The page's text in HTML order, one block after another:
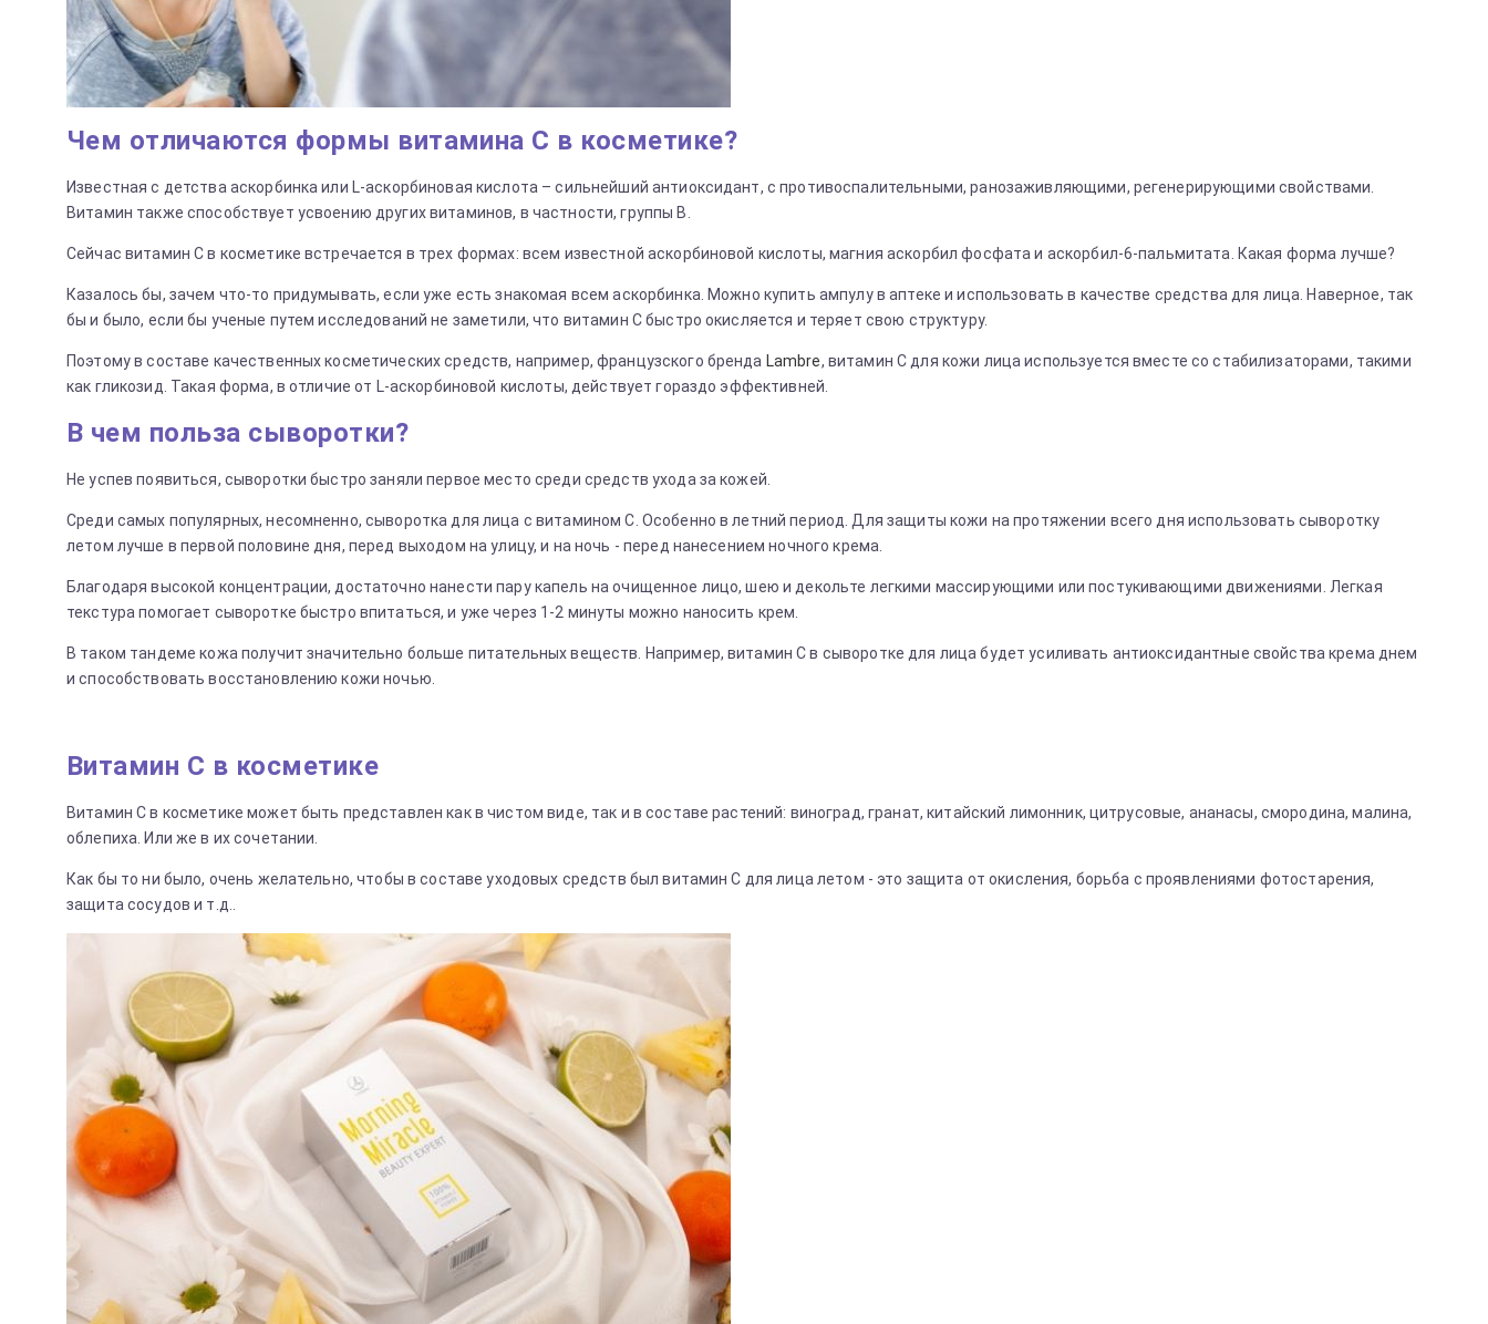
Чем отличаются формы витамина С в косметике?
Известная с детства аскорбинка или L-аскорбиновая кислота – сильнейший антиоксидант, с противоспалительными, ранозаживляющими, регенерирующими свойствами.
Витамин также способствует усвоению других витаминов, в частности, группы В.
Сейчас витамин С в косметике встречается в трех формах: всем известной аскорбиновой кислоты, магния аскорбил фосфата и аскорбил-6-пальмитата. Какая форма лучше?
Казалось бы, зачем что-то придумывать, если уже есть знакомая всем аскорбинка. Можно купить ампулу в аптеке и использовать в качестве средства для лица. Наверное, так
бы и было, если бы ученые путем исследований не заметили, что витамин С быстро окисляется и теряет свою структуру.
Поэтому в составе качественных косметических средств, например, французского бренда Lambre, витамин С для кожи лица используется вместе со стабилизаторами, такими
как гликозид. Такая форма, в отличие от L-аскорбиновой кислоты, действует гораздо эффективней.
В чем польза сыворотки?
Не успев появиться, сыворотки быстро заняли первое место среди средств ухода за кожей.
Среди самых популярных, несомненно, сыворотка для лица с витамином С. Особенно в летний период. Для защиты кожи на протяжении всего дня использовать сыворотку
летом лучше в первой половине дня, перед выходом на улицу, и на ночь - перед нанесением ночного крема.
Благодаря высокой концентрации, достаточно нанести пару капель на очищенное лицо, шею и декольте легкими массирующими или постукивающими движениями. Легкая
текстура помогает сыворотке быстро впитаться, и уже через 1-2 минуты можно наносить крем.
В таком тандеме кожа получит значительно больше питательных веществ. Например, витамин С в сыворотке для лица будет усиливать антиоксидантные свойства крема днем
и способствовать восстановлению кожи ночью.
Витамин С в косметике
Витамин С в косметике может быть представлен как в чистом виде, так и в составе растений: виноград, гранат, китайский лимонник, цитрусовые, ананасы, смородина, малина,
облепиха. Или же в их сочетании.
Как бы то ни было, очень желательно, чтобы в составе уходовых средств был витамин С для лица летом - это защита от окисления, борьба с проявлениями фотостарения,
защита сосудов и т.д..